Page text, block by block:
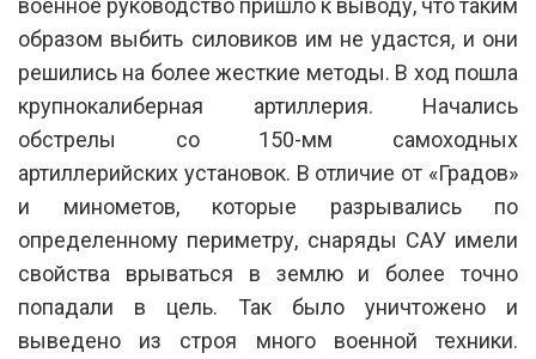
образом выбить силовиков им не удастся, и они
решились на более жесткие методы. В ход пошла
крупнокалиберная артиллерия. Начались
обстрелы со 150-мм самоходных
артиллерийских установок. В отличие от «Градов»
и минометов, которые разрывались по
определенному периметру, снаряды САУ имели
свойства врываться в землю и более точно
попадали в цель. Так было уничтожено и
выведено из строя много военной техники.